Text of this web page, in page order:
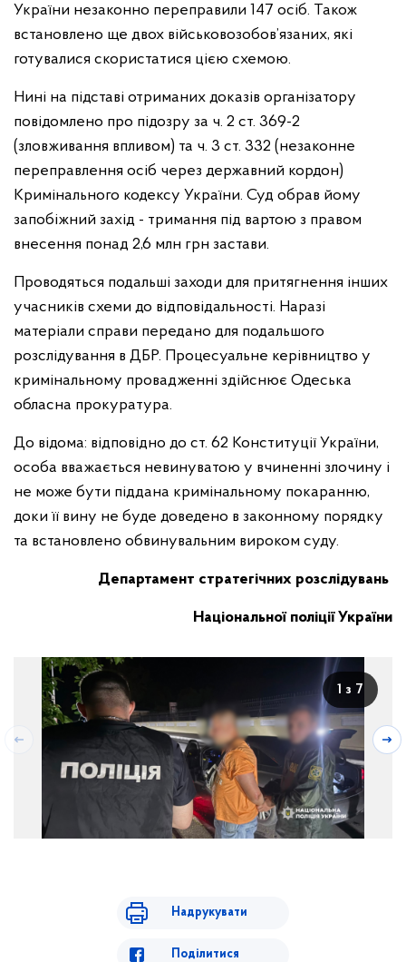
України незаконно переправили 147 осіб. Також
встановлено ще двох військовозобов’язаних, які
готувалися скористатися цією схемою.
Нині на підставі отриманих доказів організатору
повідомлено про підозру за ч. 2 ст. 369-2
(зловживання впливом) та ч. 3 ст. 332 (незаконне
переправлення осіб через державний кордон)
Кримінального кодексу України. Суд обрав йому
запобіжний захід - тримання під вартою з правом
внесення понад 2,6 млн грн застави.
Проводяться подальші заходи для притягнення інших
учасників схеми до відповідальності. Наразі
матеріали справи передано для подальшого
розслідування в ДБР. Процесуальне керівництво у
кримінальному провадженні здійснює Одеська
обласна прокуратура.
До відома: відповідно до ст. 62 Конституції України,
особа вважається невинуватою у вчиненні злочину і
не може бути піддана кримінальному покаранню,
доки її вину не буде доведено в законному порядку
та встановлено обвинувальним вироком суду.
Департамент стратегічних розслідувань
Національної поліції України
1 з 7
Надрукувати
Поділитися